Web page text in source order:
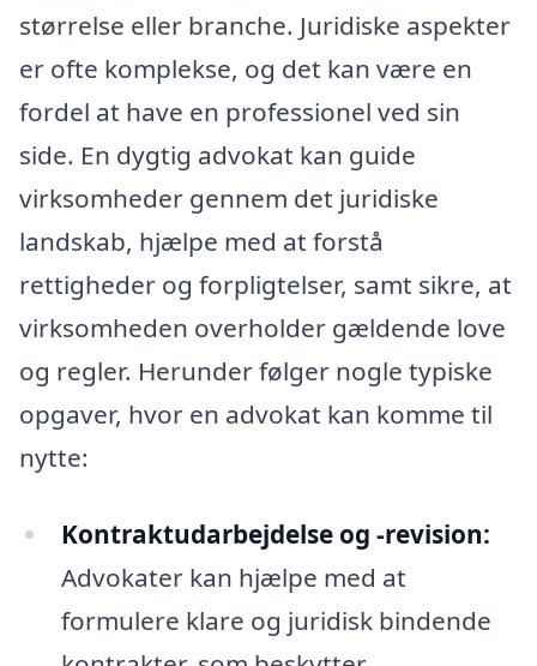
størrelse eller branche. Juridiske aspekter
er ofte komplekse, og det kan være en
fordel at have en professionel ved sin
side. En dygtig advokat kan guide
virksomheder gennem det juridiske
landskab, hjælpe med at forstå
rettigheder og forpligtelser, samt sikre, at
virksomheden overholder gældende love
og regler. Herunder følger nogle typiske
opgaver, hvor en advokat kan komme til
nytte:
Kontraktudarbejdelse og -revision:
Advokater kan hjælpe med at
formulere klare og juridisk bindende